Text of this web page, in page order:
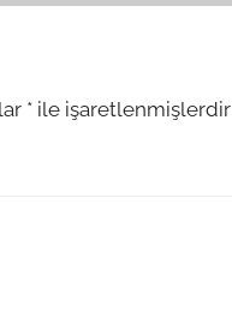
* ile işaretlenmişlerdir